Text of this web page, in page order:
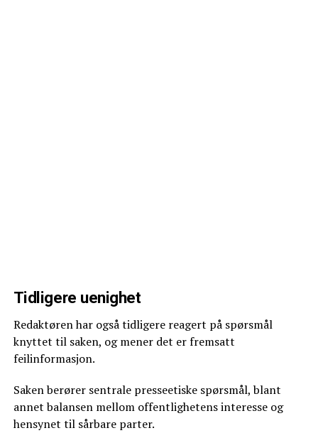
Tidligere uenighet
Redaktøren har også tidligere reagert på spørsmål
knyttet til saken, og mener det er fremsatt
feilinformasjon.
Saken berører sentrale presseetiske spørsmål, blant
annet balansen mellom offentlighetens interesse og
hensynet til sårbare parter.